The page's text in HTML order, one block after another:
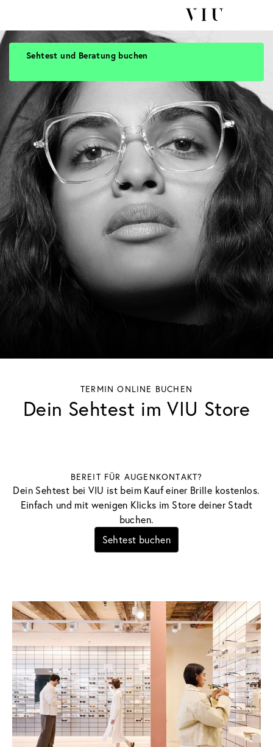
TERMIN ONLINE BUCHEN
Dein Sehtest im VIU Store
BEREIT FÜR AUGENKONTAKT?
Dein Sehtest bei VIU ist beim Kauf einer Brille kostenlos.
Einfach und mit wenigen Klicks im Store deiner Stadt
buchen.
Sehtest buchen
Sehtest und Beratung buchen